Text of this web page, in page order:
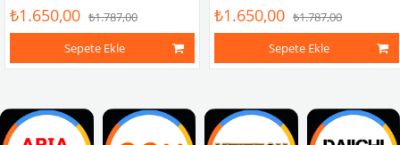
₺1.650,00 ₺1.787,00
Sepete Ekle
₺1.650,00 ₺1.787,00
Sepete Ekle